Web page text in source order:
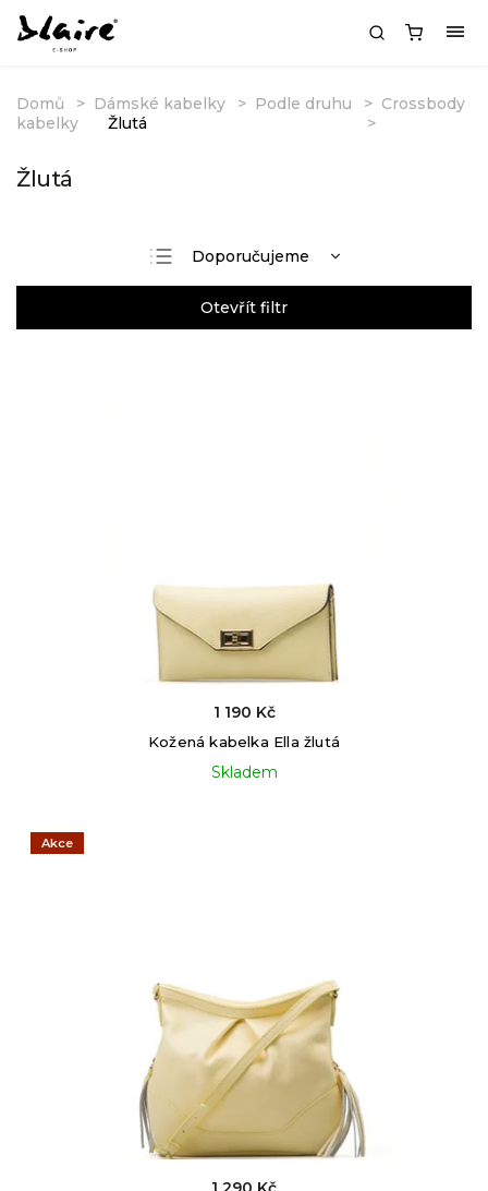
Domů Dámské kabelky Podle druhu
Crossbody
kabelky
Žlutá
Žlutá
Doporučujeme
Nejlevnější
Nejdražší
Otevřít filtr
Kožená kabelka Ella žlutá
Skladem
1 190 Kč
Akce